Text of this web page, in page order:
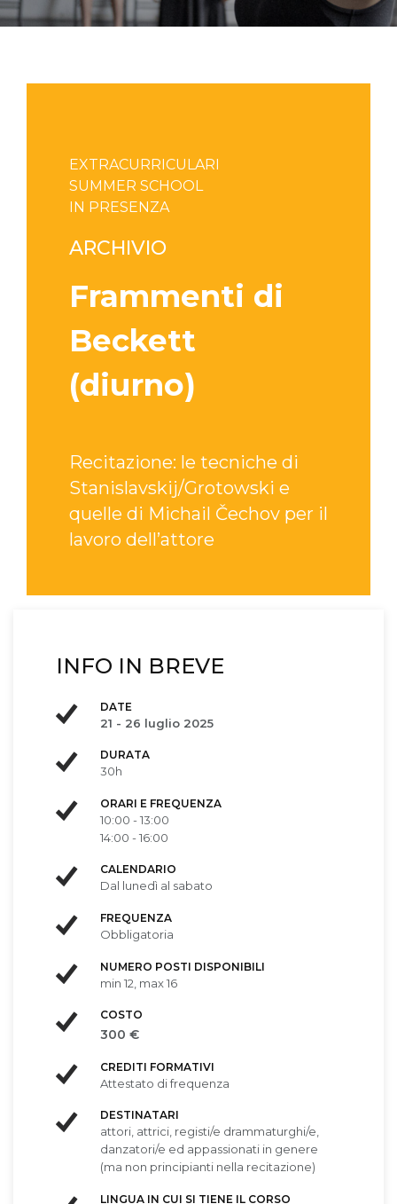
EXTRACURRICULARI
SUMMER SCHOOL
IN PRESENZA
ARCHIVIO
Frammenti di
Beckett
(diurno)
Recitazione: le tecniche di
Stanislavskij/Grotowski e
quelle di Michail Čechov per il
lavoro dell’attore
INFO IN BREVE
DATE
21 - 26 luglio 2025
DURATA
30h
ORARI E FREQUENZA
10:00 - 13:00
14:00 - 16:00
CALENDARIO
Dal lunedì al sabato
FREQUENZA
Obbligatoria
NUMERO POSTI DISPONIBILI
min 12, max 16
COSTO
300 €
CREDITI FORMATIVI
Attestato di frequenza
DESTINATARI
attori, attrici, registi/e drammaturghi/e,
danzatori/e ed appassionati in genere
(ma non principianti nella recitazione)
LINGUA IN CUI SI TIENE IL CORSO